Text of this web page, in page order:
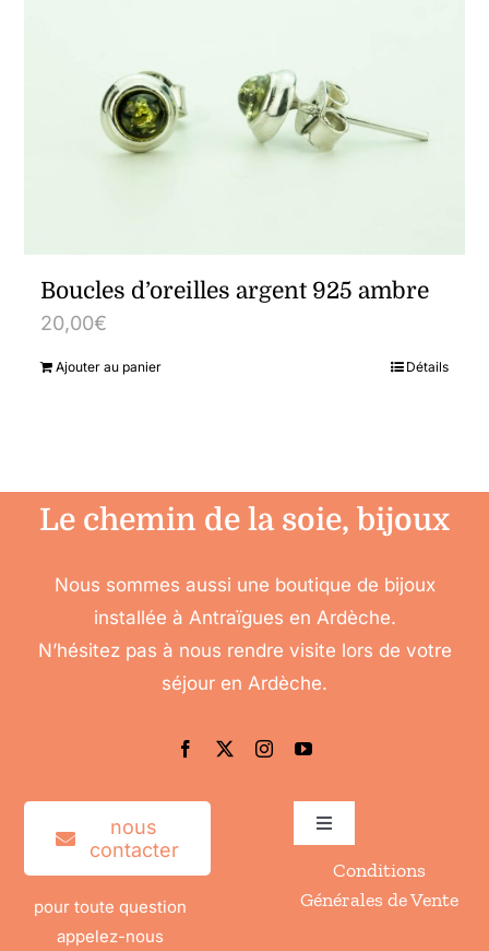
Boucles d’oreilles argent 925 ambre
20,00€
Ajouter au panier Détails
Le chemin de la soie, bijoux
Nous sommes aussi une boutique de bijoux
installée à Antraïgues en Ardèche.
N’hésitez pas à nous rendre visite lors de votre
séjour en Ardèche.
nous
contacter
pour toute question
appelez-nous
Toggle
Accéder à mon compte
Conditions
Générales de Vente